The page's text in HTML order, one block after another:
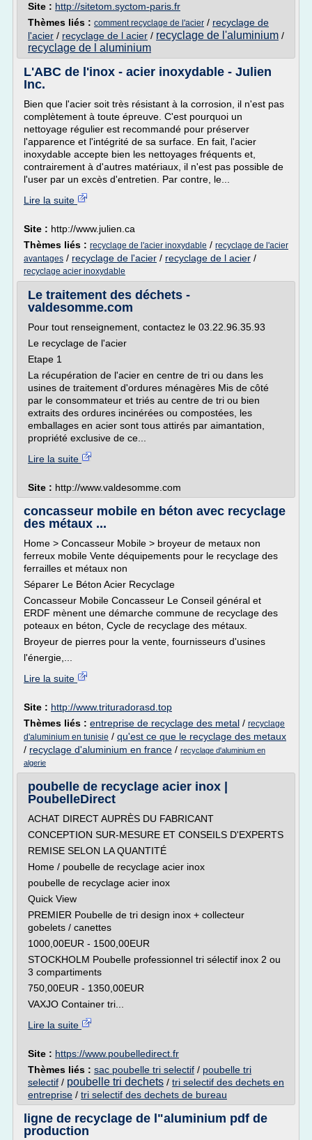
Site : http://sitetom.syctom-paris.fr
Thèmes liés : comment recyclage de l'acier / recyclage de
l'acier / recyclage de l acier / recyclage de l'aluminium /
recyclage de l aluminium
L'ABC de l'inox - acier inoxydable - Julien
Inc.
Bien que l'acier soit très résistant à la corrosion, il n'est pas
complètement à toute épreuve. C'est pourquoi un
nettoyage régulier est recommandé pour préserver
l'apparence et l'intégrité de sa surface. En fait, l'acier
inoxydable accepte bien les nettoyages fréquents et,
contrairement à d'autres matériaux, il n'est pas possible de
l'user par un excès d'entretien. Par contre, le...
Lire la suite
Site : http://www.julien.ca
Thèmes liés : recyclage de l'acier inoxydable / recyclage de l'acier
avantages / recyclage de l'acier / recyclage de l acier /
recyclage acier inoxydable
Le traitement des déchets -
valdesomme.com
Pour tout renseignement, contactez le 03.22.96.35.93
Le recyclage de l'acier
Etape 1
La récupération de l'acier en centre de tri ou dans les
usines de traitement d'ordures ménagères Mis de côté
par le consommateur et triés au centre de tri ou bien
extraits des ordures incinérées ou compostées, les
emballages en acier sont tous attirés par aimantation,
propriété exclusive de ce...
Lire la suite
Site : http://www.valdesomme.com
concasseur mobile en béton avec recyclage
des métaux ...
Home > Concasseur Mobile > broyeur de metaux non
ferreux mobile Vente déquipements pour le recyclage des
ferrailles et métaux non
Séparer Le Béton Acier Recyclage
Concasseur Mobile Concasseur Le Conseil général et
ERDF mènent une démarche commune de recyclage des
poteaux en béton, Cycle de recyclage des métaux.
Broyeur de pierres pour la vente, fournisseurs d'usines
l'énergie,...
Lire la suite
Site : http://www.trituradorasd.top
Thèmes liés : entreprise de recyclage des metal / recyclage
d'aluminium en tunisie / qu'est ce que le recyclage des metaux
/ recyclage d'aluminium en france / recyclage d'aluminium en
algerie
poubelle de recyclage acier inox |
PoubelleDirect
ACHAT DIRECT AUPRÈS DU FABRICANT
CONCEPTION SUR-MESURE ET CONSEILS D'EXPERTS
REMISE SELON LA QUANTITÉ
Home / poubelle de recyclage acier inox
poubelle de recyclage acier inox
Quick View
PREMIER Poubelle de tri design inox + collecteur
gobelets / canettes
1000,00EUR - 1500,00EUR
STOCKHOLM Poubelle professionnel tri sélectif inox 2 ou
3 compartiments
750,00EUR - 1350,00EUR
VAXJO Container tri...
Lire la suite
Site : https://www.poubelledirect.fr
Thèmes liés : sac poubelle tri selectif / poubelle tri
selectif / poubelle tri dechets / tri selectif des dechets en
entreprise / tri selectif des dechets de bureau
ligne de recyclage de l"aluminium pdf de
production